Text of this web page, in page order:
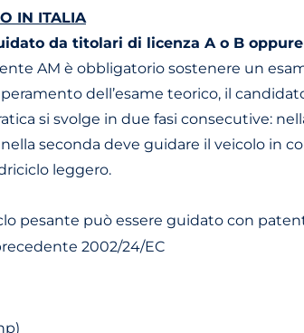
IN ITALIA
da titolari di licenza A o B
AM è obbligatorio sostenere un
dell’esame teorico, il
si svolge in due fasi consecutive:
seconda deve guidare il veicolo in
leggero.
pesante può essere guidato con
2002/24/EC